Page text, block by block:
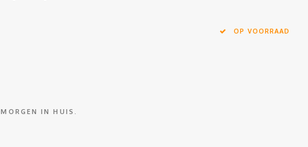
OP VOORRAAD
IN HUIS.